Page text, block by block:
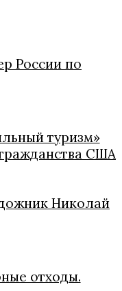
России по
туризм»
США
Николай
отходы.